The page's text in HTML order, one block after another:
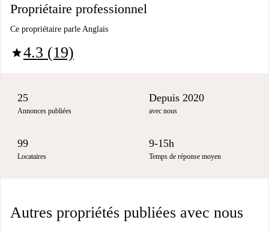
Propriétaire professionnel
Ce propriétaire parle Anglais
star4.3 (19)
25
Annonces publiées
Depuis 2020
avec nous
99
Locataires
9-15h
Temps de réponse moyen
Autres propriétés publiées avec nous